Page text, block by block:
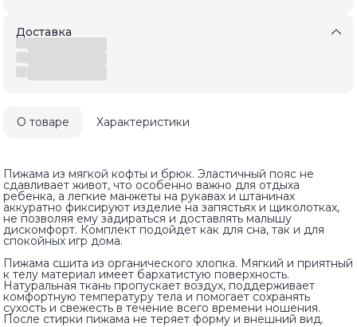
Доставка
О товаре Характеристики
Пижама из мягкой кофты и брюк. Эластичный пояс не
сдавливает живот, что особенно важно для отдыха
ребенка, а легкие манжеты на рукавах и штанинах
аккуратно фиксируют изделие на запястьях и щиколотках,
не позволяя ему задираться и доставлять малышу
дискомфорт. Комплект подойдет как для сна, так и для
спокойных игр дома.
Пижама сшита из органического хлопка. Мягкий и приятный
к телу материал имеет бархатистую поверхность.
Натуральная ткань пропускает воздух, поддерживает
комфортную температуру тела и помогает сохранять
сухость и свежесть в течение всего времени ношения.
После стирки пижама не теряет форму и внешний вид.